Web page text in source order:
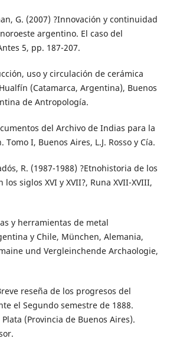
G. (2007) ?Innovación y continuidad
argentino. El caso del
5, pp. 187-207.
uso y circulación de cerámica
(Catamarca, Argentina), Buenos
de Antropología.
del Archivo de Indias para la
I, Buenos Aires, L.J. Rosso y Cía.
R. (1987-1988) ?Etnohistoria de los
los siglos XVI y XVII?, Runa XVII-XVIII,
y herramientas de metal
y Chile, München, Alemania,
und Vergleinchende Archaologie,
reseña de los progresos del
el Segundo semestre de 1888.
(Provincia de Buenos Aires).